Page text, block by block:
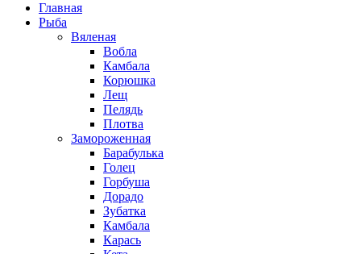
Главная
Рыба
Вяленая
Вобла
Камбала
Корюшка
Лещ
Пелядь
Плотва
Замороженная
Барабулька
Голец
Горбуша
Дорадо
Зубатка
Камбала
Карась